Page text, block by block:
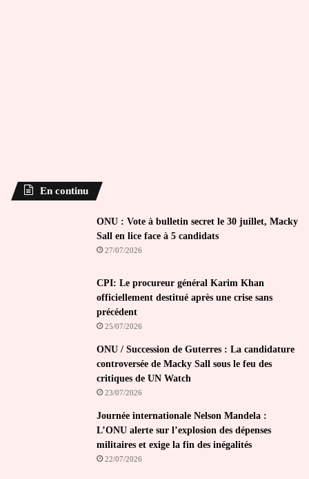
En continu
ONU : Vote à bulletin secret le 30 juillet, Macky
Sall en lice face à 5 candidats
27/07/2026
CPI: Le procureur général Karim Khan
officiellement destitué après une crise sans
précédent
25/07/2026
ONU / Succession de Guterres : La candidature
controversée de Macky Sall sous le feu des
critiques de UN Watch
23/07/2026
Journée internationale Nelson Mandela :
L’ONU alerte sur l’explosion des dépenses
militaires et exige la fin des inégalités
22/07/2026